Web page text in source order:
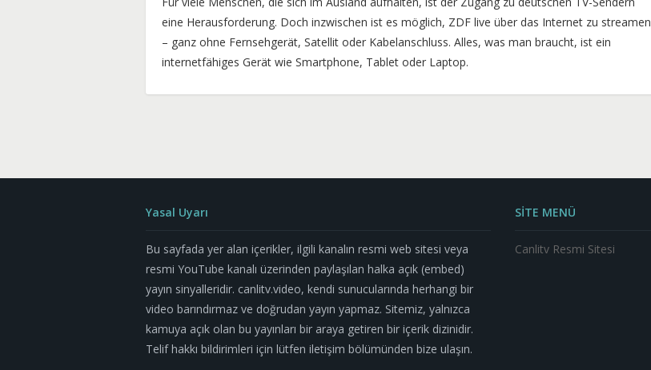
eine Herausforderung. Doch inzwischen ist es möglich, ZDF live über das Internet zu streamen
– ganz ohne Fernsehgerät, Satellit oder Kabelanschluss. Alles, was man braucht, ist ein
internetfähiges Gerät wie Smartphone, Tablet oder Laptop.
Yasal Uyarı
Bu sayfada yer alan içerikler, ilgili kanalın resmi web sitesi veya
resmi YouTube kanalı üzerinden paylaşılan halka açık (embed)
yayın sinyalleridir. canlitv.video, kendi sunucularında herhangi bir
video barındırmaz ve doğrudan yayın yapmaz. Sitemiz, yalnızca
kamuya açık olan bu yayınları bir araya getiren bir içerik dizinidir.
Telif hakkı bildirimleri için lütfen iletişim bölümünden bize ulaşın.
SİTE MENÜ
Canlitv Resmi Sitesi